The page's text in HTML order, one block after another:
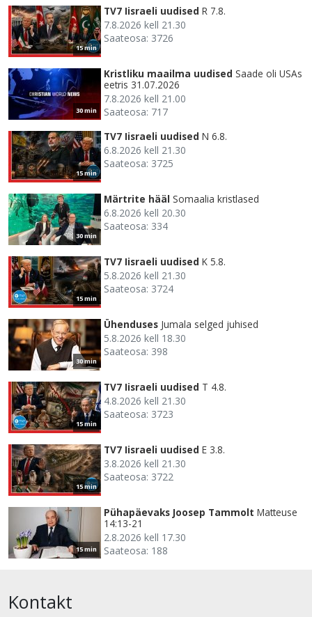
15 min
TV7 Iisraeli uudised R 7.8.
7.8.2026 kell 21.30
Saateosa: 3726
30 min
Kristliku maailma uudised Saade oli USAs
eetris 31.07.2026
7.8.2026 kell 21.00
Saateosa: 717
15 min
TV7 Iisraeli uudised N 6.8.
6.8.2026 kell 21.30
Saateosa: 3725
30 min
Märtrite hääl Somaalia kristlased
6.8.2026 kell 20.30
Saateosa: 334
15 min
TV7 Iisraeli uudised K 5.8.
5.8.2026 kell 21.30
Saateosa: 3724
30 min
Ühenduses Jumala selged juhised
5.8.2026 kell 18.30
Saateosa: 398
15 min
TV7 Iisraeli uudised T 4.8.
4.8.2026 kell 21.30
Saateosa: 3723
15 min
TV7 Iisraeli uudised E 3.8.
3.8.2026 kell 21.30
Saateosa: 3722
15 min
Pühapäevaks Joosep Tammolt Matteuse
14:13-21
2.8.2026 kell 17.30
Saateosa: 188
Kontakt